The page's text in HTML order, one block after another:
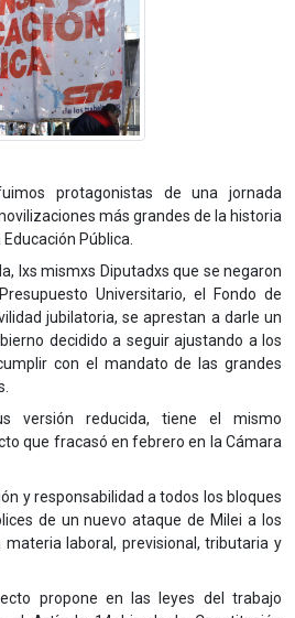
protagonistas de una jornada
más grandes de la historia
Pública.
lxs mismxs Diputadxs que se negaron
Universitario, el Fondo de
jubilatoria, se aprestan a darle un
decidido a seguir ajustando a los
con el mandato de las grandes
versión reducida, tiene el mismo
que fracasó en febrero en la Cámara
y responsabilidad a todos los bloques
de un nuevo ataque de Milei a los
laboral, previsional, tributaria y
propone en las leyes del trabajo